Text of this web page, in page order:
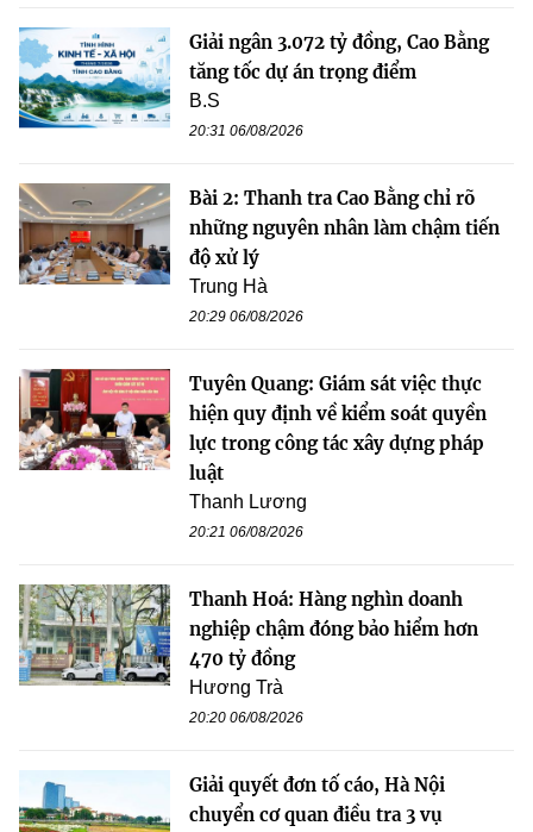
Giải ngân 3.072 tỷ đồng, Cao Bằng
tăng tốc dự án trọng điểm
B.S
20:31 06/08/2026
Bài 2: Thanh tra Cao Bằng chỉ rõ
những nguyên nhân làm chậm tiến
độ xử lý
Trung Hà
20:29 06/08/2026
Tuyên Quang: Giám sát việc thực
hiện quy định về kiểm soát quyền
lực trong công tác xây dựng pháp
luật
Thanh Lương
20:21 06/08/2026
Thanh Hoá: Hàng nghìn doanh
nghiệp chậm đóng bảo hiểm hơn
470 tỷ đồng
Hương Trà
20:20 06/08/2026
Giải quyết đơn tố cáo, Hà Nội
chuyển cơ quan điều tra 3 vụ